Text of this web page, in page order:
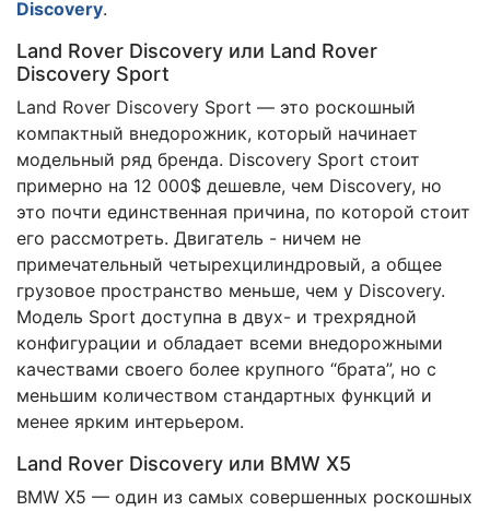
Discovery.
Land Rover Discovery или Land Rover
Discovery Sport
Land Rover Discovery Sport — это роскошный
компактный внедорожник, который начинает
модельный ряд бренда. Discovery Sport стоит
примерно на 12 000$ дешевле, чем Discovery, но
это почти единственная причина, по которой стоит
его рассмотреть. Двигатель - ничем не
примечательный четырехцилиндровый, а общее
грузовое пространство меньше, чем у Discovery.
Модель Sport доступна в двух- и трехрядной
конфигурации и обладает всеми внедорожными
качествами своего более крупного “брата”, но с
меньшим количеством стандартных функций и
менее ярким интерьером.
Land Rover Discovery или BMW X5
BMW X5 — один из самых совершенных роскошных